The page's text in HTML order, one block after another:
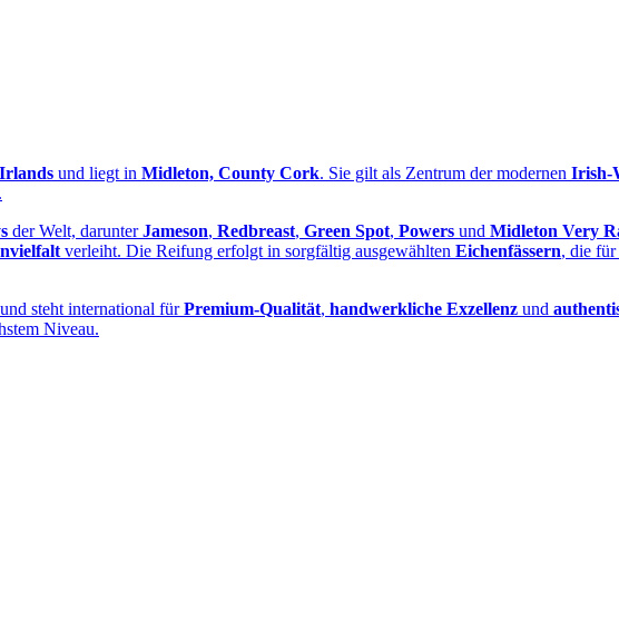
und liegt in Midleton, County Cork. Sie gilt als Zentrum der modernen
der Welt, darunterJameson, Redbreast, Green Spot, Powers und Midleton Very
verleiht. Die Reifung erfolgt in sorgfältig ausgewählten Eichenfässern, die für
und steht international fürPremium‑Qualität, handwerkliche Exzellenz und
Niveau.